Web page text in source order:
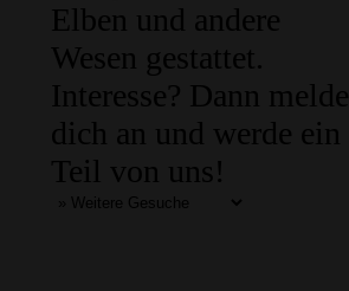
Elben und andere
Wesen gestattet.
Interesse? Dann melde
dich an und werde ein
Teil von uns!